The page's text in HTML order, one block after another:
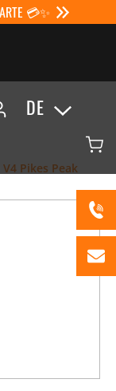
💳✨
DE
Pikes Peak